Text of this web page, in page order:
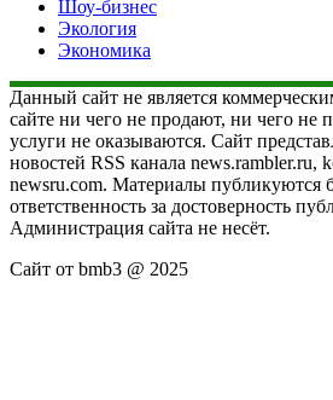
Шоу-бизнес
Экология
Экономика
Данный сайт не является
сайте ни чего не продают, ни чего не
услуги не оказываются. Сайт
новостей RSS канала news.rambler.ru,
newsru.com. Материалы публикуются
ответственность за достоверность
Администрация сайта не несёт.
Сайт от bmb3 @ 2025